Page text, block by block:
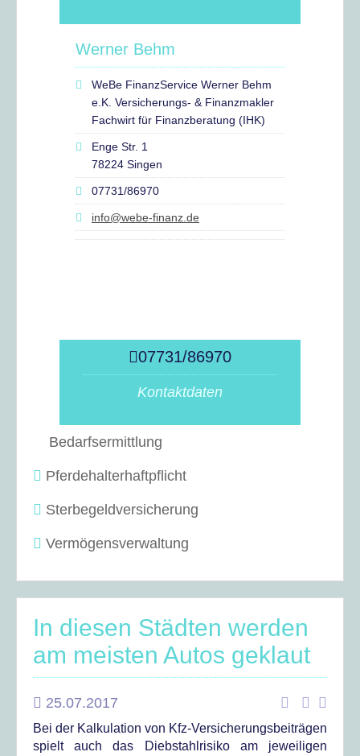
Werner Behm
WeBe FinanzService Werner Behm
e.K. Versicherungs- & Finanzmakler
Fachwirt für Finanzberatung (IHK)
Enge Str. 1
78224 Singen
07731/86970
info@webe-finanz.de
07731/86970
Kontaktdaten
Bedarfsermittlung
Pferdehalterhaftpflicht
Sterbegeldversicherung
Vermögensverwaltung
In diesen Städten werden
am meisten Autos geklaut
25.07.2017
Bei der Kalkulation von Kfz-Versicherungsbeiträgen
spielt auch das Diebstahlrisiko am jeweiligen